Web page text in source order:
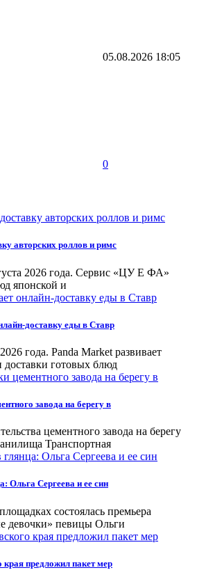
05.08.2026 18:05
0
авторских роллов и римс
2026 года. Сервис «ЦУ Е ФА»
японской и
доставку еды в Ставр
года. Panda Market развивает
доставки готовых блюд
завода на берегу в
цементного завода на берегу
Транспортная
Ольга Сергеева и ее син
состоялась премьера
девочки» певицы Ольги
края предложил пакет мер